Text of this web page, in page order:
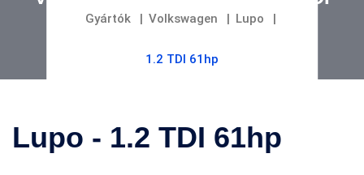
61HP
Gyártók Volkswagen Lupo
1.2 TDI 61hp
Lupo - 1.2 TDI 61hp